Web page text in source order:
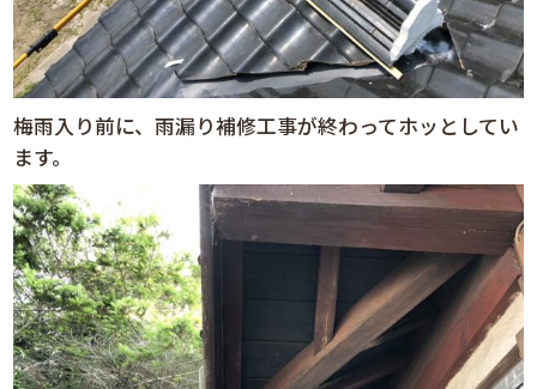
梅雨入り前に、雨漏り補修工事が終わってホッとしてい
ます。